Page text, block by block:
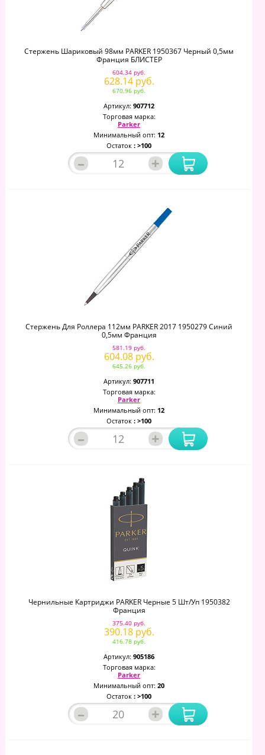
Стержень Шариковый 98мм PARKER 1950367 Черный 0,5мм
Франция БЛИСТЕР
604.34 руб.
628.14 руб.
670.96 руб.
Артикул: 907712
Торговая марка:
Parker
Минимальный опт: 12
Остаток : >100
– +
Стержень Для Роллера 112мм PARKER 2017 1950279 Синий
0,5мм Франция
581.19 руб.
604.08 руб.
645.26 руб.
Артикул: 907711
Торговая марка:
Parker
Минимальный опт: 12
Остаток : >100
– +
Чернильные Картриджи PARKER Черные 5 Шт/уп 1950382
Франция
375.40 руб.
390.18 руб.
416.78 руб.
Артикул: 905186
Торговая марка:
Parker
Минимальный опт: 20
Остаток : >100
– +